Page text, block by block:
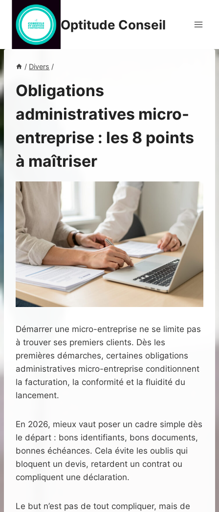
contenu
Optitude Conseil
/ Divers /
Obligations
administratives micro-
entreprise : les 8 points
à maîtriser
Démarrer une micro-entreprise ne se limite pas
à trouver ses premiers clients. Dès les
premières démarches, certaines obligations
administratives micro-entreprise conditionnent
la facturation, la conformité et la fluidité du
lancement.
En 2026, mieux vaut poser un cadre simple dès
le départ : bons identifiants, bons documents,
bonnes échéances. Cela évite les oublis qui
bloquent un devis, retardent un contrat ou
compliquent une déclaration.
Le but n’est pas de tout compliquer, mais de